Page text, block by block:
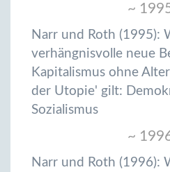
~
Narr und Roth (1995):
verhängnisvolle neue
Kapitalismus ohne
der Utopie' gilt:
Sozialismus
~
Narr und Roth (1996):